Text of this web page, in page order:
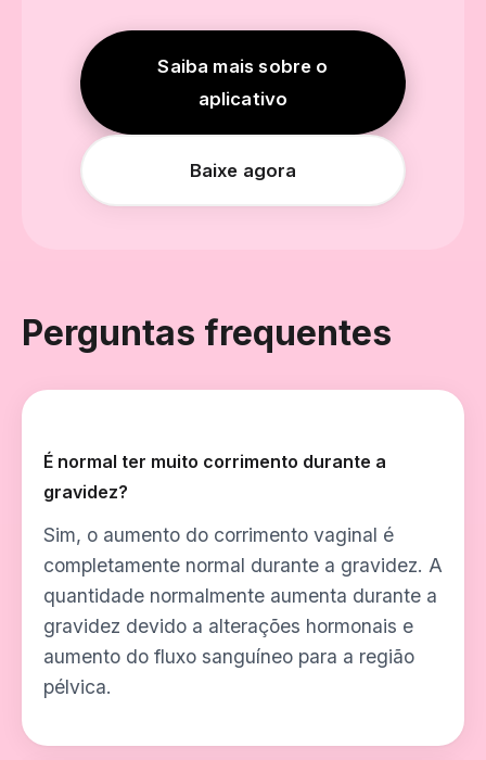
Saiba mais sobre o
aplicativo
Baixe agora
Perguntas frequentes
É normal ter muito corrimento durante a
gravidez?
Sim, o aumento do corrimento vaginal é
completamente normal durante a gravidez. A
quantidade normalmente aumenta durante a
gravidez devido a alterações hormonais e
aumento do fluxo sanguíneo para a região
pélvica.